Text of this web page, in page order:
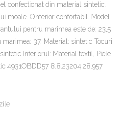
confectionat din material sintetic.
moale. Onterior confortabil. Model
pentru marimea este de: 23,5
37. Material: sintetic Tocuri:
Interiorul: Material textil, Piele
4931OBDD57 8.8.23204.28.957